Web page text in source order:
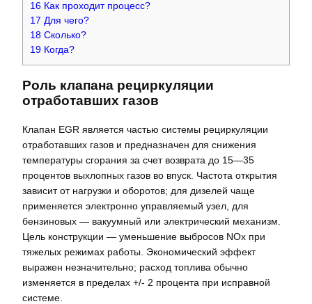
16 Как проходит процесс?
17 Для чего?
18 Сколько?
19 Когда?
Роль клапана рециркуляции
отработавших газов
Клапан EGR является частью системы рециркуляции
отработавших газов и предназначен для снижения
температуры сгорания за счет возврата до 15—35
процентов выхлопных газов во впуск. Частота открытия
зависит от нагрузки и оборотов; для дизелей чаще
применяется электронно управляемый узел, для
бензиновых — вакуумный или электрический механизм.
Цель конструкции — уменьшение выбросов NOx при
тяжелых режимах работы. Экономический эффект
выражен незначительно; расход топлива обычно
изменяется в пределах +/- 2 процента при исправной
системе.